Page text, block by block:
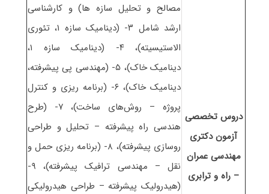
دروس تخصصی
آزمون دکتری
مهندسی عمران
– راه و ترابری
مصالح و تحلیل سازه ها) و کارشناسی
ارشد شامل ۳- (دینامیک سازه ۱، تئوری
الاستیسیته)، ۴- (دینامیک سازه ۱،
دینامیک خاک)، ۵- (مهندسی پی پیشرفته،
دینامیک خاک)، ۶- (برنامه ریزی و کنترل
پروژه – روش‌های ساخت)، ۷- (طرح
هندسی راه پیشرفته – تحلیل و طراحی
روسازی پیشرفته)، ۸- (برنامه ریزی حمل و
نقل – مهندسی ترافیک پیشرفته)، ۹-
(هیدرولیک پیشرفته – طراحی هیدرولیکی